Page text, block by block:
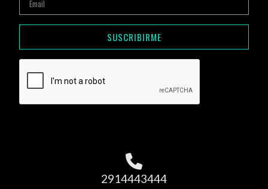
SUSCRIBIRME
2914443444